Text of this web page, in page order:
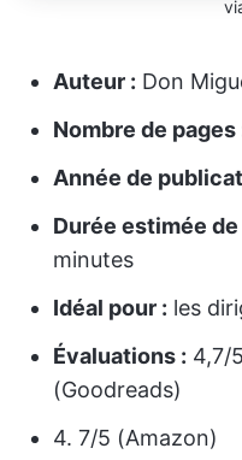
Auteur : Don
Nombre de pages
Année de
Durée estimée
minutes
Idéal pour : les
Évaluations : 4,7/
(Goodreads)
4. 7/5 (Amazon)